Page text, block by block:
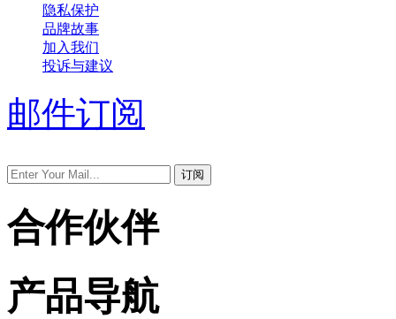
隐私保护
品牌故事
加入我们
投诉与建议
邮件订阅
合作伙伴
产品导航